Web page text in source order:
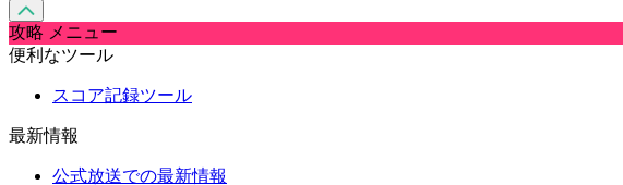
攻略 メニュー
便利なツール
スコア記録ツール
最新情報
公式放送での最新情報